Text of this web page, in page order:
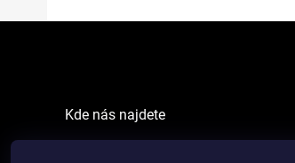
Kde nás najdete